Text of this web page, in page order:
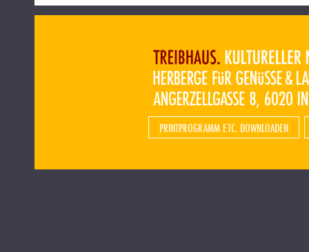
PRINTPROGRAMM ETC. DOWNLOADEN